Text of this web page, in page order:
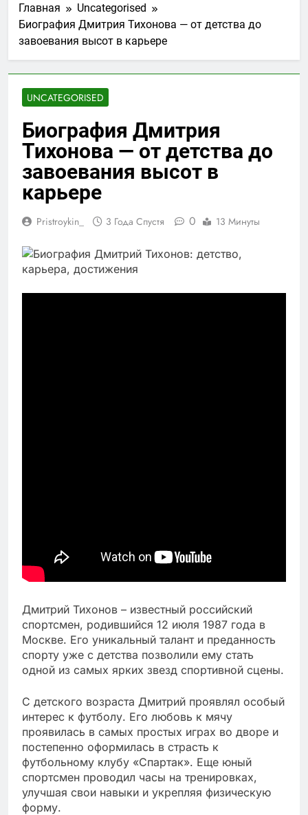
Главная
Uncategorised
Биография Дмитрия Тихонова — от детства до
завоевания высот в карьере
UNCATEGORISED
Биография Дмитрия
Тихонова — от детства до
завоевания высот в
карьере
Pristroykin_ 3 Года Спустя 0 13 Минуты
Дмитрий Тихонов – известный российский
спортсмен, родившийся 12 июля 1987 года в
Москве. Его уникальный талант и преданность
спорту уже с детства позволили ему стать
одной из самых ярких звезд спортивной сцены.
С детского возраста Дмитрий проявлял особый
интерес к футболу. Его любовь к мячу
проявилась в самых простых играх во дворе и
постепенно оформилась в страсть к
футбольному клубу «Спартак». Еще юный
спортсмен проводил часы на тренировках,
улучшая свои навыки и укрепляя физическую
форму.